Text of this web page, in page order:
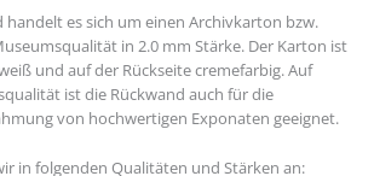
handelt es sich um einen Archivkarton bzw.
in 2.0 mm Stärke. Der Karton ist
und auf der Rückseite cremefarbig. Auf
ist die Rückwand auch für die
von hochwertigen Exponaten geeignet.
in folgenden Qualitäten und Stärken an: